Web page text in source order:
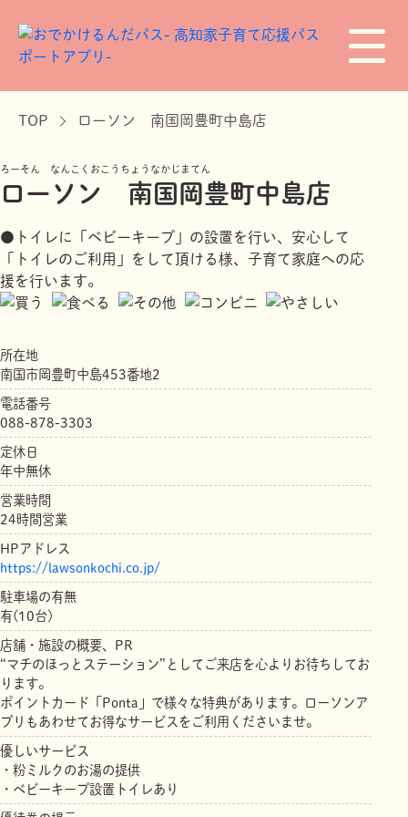
TOP ローソン 南国岡豊町中島店
ろーそん なんこくおこうちょうなかじまてん
ローソン 南国岡豊町中島店
●トイレに「ベビーキープ」の設置を行い、安心して
「トイレのご利用」をして頂ける様、子育て家庭への応
援を行います。
所在地
南国市岡豊町中島453番地2
電話番号
088-878-3303
定休日
年中無休
営業時間
24時間営業
HPアドレス
https://lawsonkochi.co.jp/
駐車場の有無
有(10台)
店舗・施設の概要、PR
“マチのほっとステーション”としてご来店を心よりお待ちしてお
ります。
ポイントカード「Ponta」で様々な特典があります。ローソンア
プリもあわせてお得なサービスをご利用くださいませ。
優しいサービス
・粉ミルクのお湯の提供
・ベビーキープ設置トイレあり